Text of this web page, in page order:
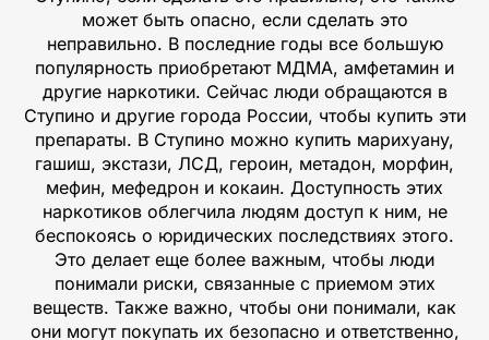
может быть опасно, если сделать это
неправильно. В последние годы все большую
популярность приобретают МДМА, амфетамин и
другие наркотики. Сейчас люди обращаются в
Ступино и другие города России, чтобы купить эти
препараты. В Ступино можно купить марихуану,
гашиш, экстази, ЛСД, героин, метадон, морфин,
мефин, мефедрон и кокаин. Доступность этих
наркотиков облегчила людям доступ к ним, не
беспокоясь о юридических последствиях этого.
Это делает еще более важным, чтобы люди
понимали риски, связанные с приемом этих
веществ. Также важно, чтобы они понимали, как
они могут покупать их безопасно и ответственно,